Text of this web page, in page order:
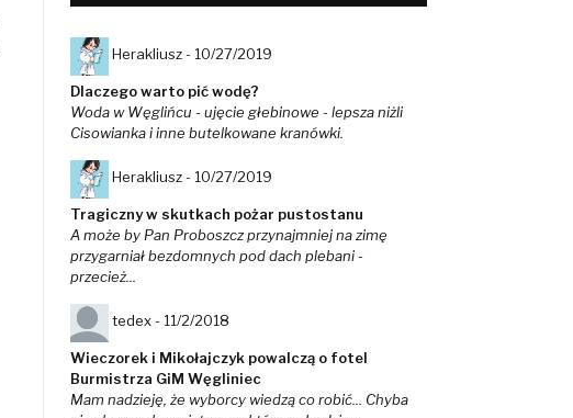
Herakliusz - 10/27/2019
Dlaczego warto pić wodę?
Woda w Węglińcu - ujęcie głebinowe - lepsza niżli
Cisowianka i inne butelkowane kranówki.
Herakliusz - 10/27/2019
Tragiczny w skutkach pożar pustostanu
A może by Pan Proboszcz przynajmniej na zimę
przygarniał bezdomnych pod dach plebani -
przecież...
tedex - 11/2/2018
Wieczorek i Mikołajczyk powalczą o fotel
Burmistrza GiM Węgliniec
Mam nadzieję, że wyborcy wiedzą co robić... Chyba